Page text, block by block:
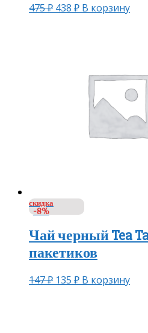
475₽ 438 ₽ В корзину
скидка
-8%
Чай черный Tea
пакетиков
147₽ 135 ₽ В корзину